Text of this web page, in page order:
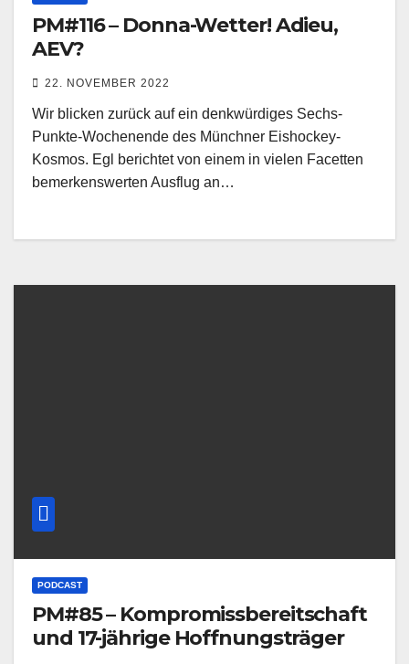
PM#116 – Donna-Wetter! Adieu,
AEV?
22. NOVEMBER 2022
Wir blicken zurück auf ein denkwürdiges Sechs-
Punkte-Wochenende des Münchner Eishockey-
Kosmos. Egl berichtet von einem in vielen Facetten
bemerkenswerten Ausflug an…
PODCAST
PM#85 – Kompromissbereitschaft
und 17-jährige Hoffnungsträger